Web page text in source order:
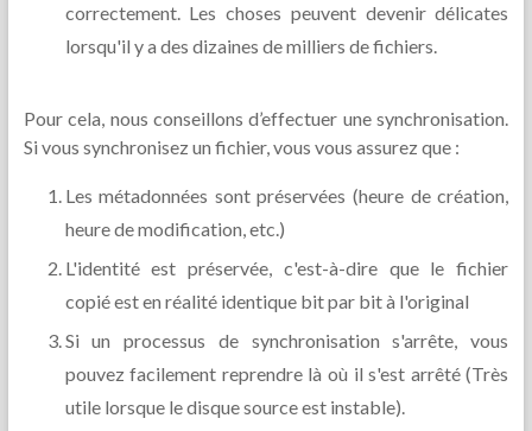
correctement. Les choses peuvent devenir délicates
lorsqu'il y a des dizaines de milliers de fichiers.
Pour cela, nous conseillons d’effectuer une synchronisation.
Si vous synchronisez un fichier, vous vous assurez que :
Les métadonnées sont préservées (heure de création,
heure de modification, etc.)
L'identité est préservée, c'est-à-dire que le fichier
copié est en réalité identique bit par bit à l'original
Si un processus de synchronisation s'arrête, vous
pouvez facilement reprendre là où il s'est arrêté (Très
utile lorsque le disque source est instable).